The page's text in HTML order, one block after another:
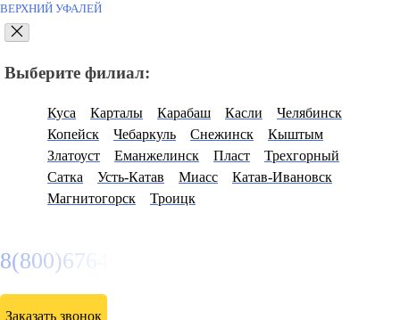
ВЕРХНИЙ УФАЛЕЙ
Выберите филиал:
Куса Карталы Карабаш Касли
Челябинск
Копейск
Чебаркуль Снежинск
Кыштым
Златоуст
Еманжелинск Пласт
Трехгорный
Сатка
Усть-Катав Миасс
Катав-Ивановск
Магнитогорск
Троицк
8(800)6764935
Заказать звонок